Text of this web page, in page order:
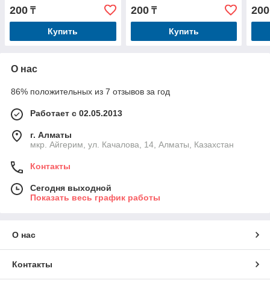
упаковке
200 ₸
Купить
упаковке
200₸
Купить
200
О нас
86% положительных из 7 отзывов за год
Работает с 02.05.2013
г. Алматы
мкр. Айгерим, ул. Качалова, 14, Алматы, Казахстан
Контакты
Сегодня выходной
Показать весь график работы
О нас
Контакты